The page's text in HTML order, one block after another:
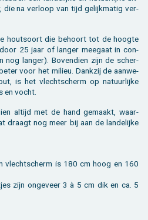
die na ver­loop van tijd ge­lijk­ma­tig ver­
hout­soort die be­hoort tot de hoog­te
25 jaar of lan­ger mee­gaat in con­
nog lan­ger). Bo­ven­dien zijn de scher­
voor het mi­li­eu. Dank­zij de aan­we­
is het vlecht­scherm op na­tuur­lij­ke
en vocht.
al­tijd met de hand ge­maakt, waar­
draagt nog meer bij aan de lan­de­lij­ke
vlecht­scherm is 180 cm hoog en 160
zijn on­ge­veer 3 à 5 cm dik en ca. 5